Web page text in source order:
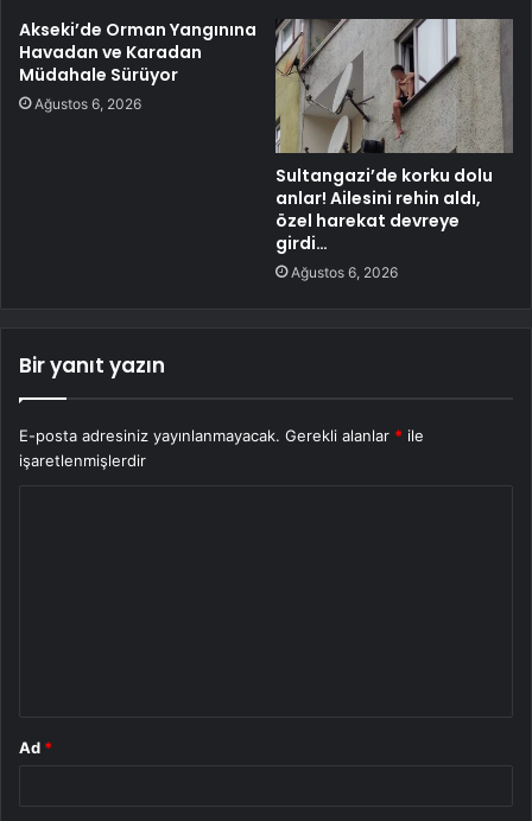
Akseki’de Orman Yangınına
Havadan ve Karadan
Müdahale Sürüyor
Ağustos 6, 2026
Sultangazi’de korku dolu
anlar! Ailesini rehin aldı,
özel harekat devreye
girdi…
Ağustos 6, 2026
Bir yanıt yazın
E-posta adresiniz yayınlanmayacak. Gerekli alanlar * ile
işaretlenmişlerdir
Ad *